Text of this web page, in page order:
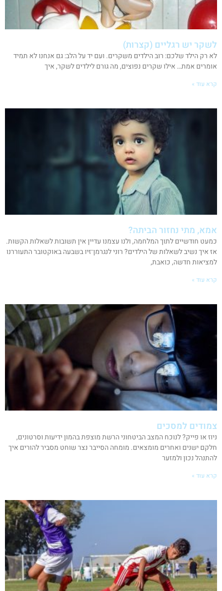
לשקר יש רגליים (קצרות)
לא רק הילד שלכם: רוב הילדים משקרים. ועם יד על הלב: גם אנחנו לא תמיד
אומרים אמת… אילו שקרים נפוצים, מה גורם לילדים לשקר, איך
קרא עוד »
אמא, מתי נחזור הביתה?
כמעט חודשיים לתוך המלחמה, ולנו עצמנו עדיין אין תשובות לשאלות הקשות.
אז איך נשיב לשאלות של הילדים? רוני לנגרמן־זיו בשבעה באוקטובר התעוררנו
למציאות חדשה, כואבת,
קרא עוד »
צמודים למסכים
ניוז או פייק? לנוכח המצב הביטחוני הרשת מוצפת בהמון ידיעות וסרטונים,
חלקם ישנים ואחרים מומצאים. מומחה הסייבר נצר שוחט מסביר להורים איך
להתנהל נכון ולמזער
קרא עוד »